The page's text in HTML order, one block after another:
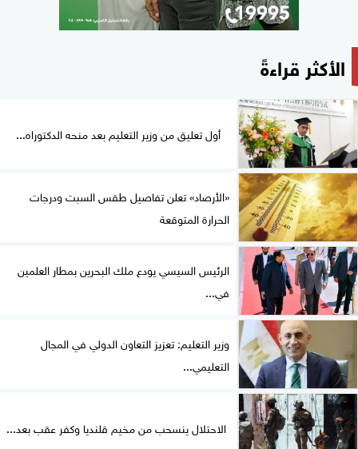
الأكثر قراءةً
أول تعليق من وزير التعليم بعد منحه الدكتوراه...
«الأرصاد» تعلن تفاصيل طقس السبت ودرجات
الحرارة المتوقعة
الرئيس السيسي يودع ملك البحرين بمطار العلمين
في...
وزير التعليم: تعزيز التعاون الدولي في المجال
التعليمي...
الاحتلال ينسحب من مخيم قلنديا وكفر عقب بعد...